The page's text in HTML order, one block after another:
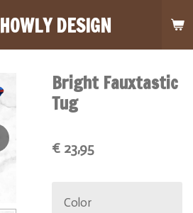
HOWLY DESIGN
Bright Fauxtastic
Tug
€ 23,95
Color